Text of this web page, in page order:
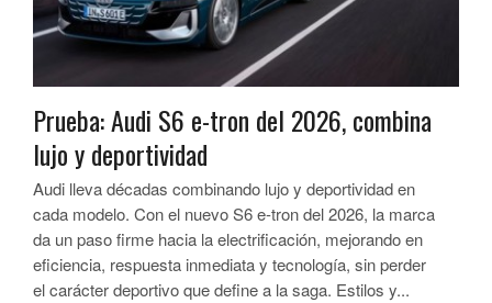
Prueba: Audi S6 e-tron del 2026, combina
lujo y deportividad
Audi lleva décadas combinando lujo y deportividad en
cada modelo. Con el nuevo S6 e-tron del 2026, la marca
da un paso firme hacia la electrificación, mejorando en
eficiencia, respuesta inmediata y tecnología, sin perder
el carácter deportivo que define a la saga. Estilos y...